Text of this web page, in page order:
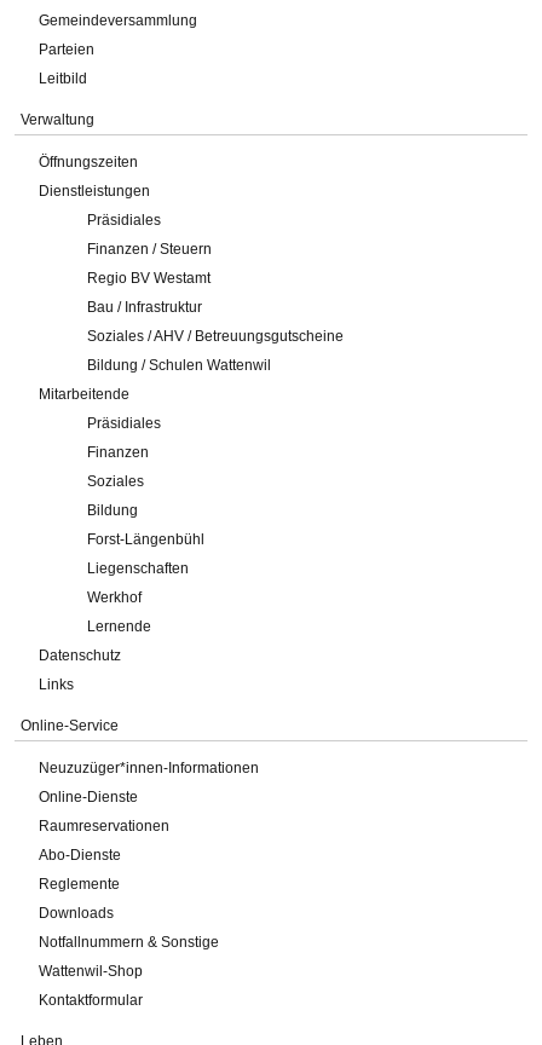
Gemeindeversammlung
Parteien
Leitbild
Verwaltung
Öffnungszeiten
Dienstleistungen
Präsidiales
Finanzen / Steuern
Regio BV Westamt
Bau / Infrastruktur
Soziales / AHV / Betreuungsgutscheine
Bildung / Schulen Wattenwil
Mitarbeitende
Präsidiales
Finanzen
Soziales
Bildung
Forst-Längenbühl
Liegenschaften
Werkhof
Lernende
Datenschutz
Links
Online-Service
Neuzuzüger*innen-Informationen
Online-Dienste
Raumreservationen
Abo-Dienste
Reglemente
Downloads
Notfallnummern & Sonstige
Wattenwil-Shop
Kontaktformular
Leben